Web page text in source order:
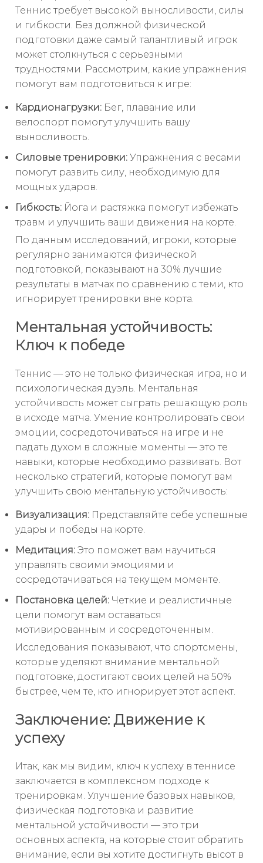
Теннис требует высокой выносливости, силы
и гибкости. Без должной физической
подготовки даже самый талантливый игрок
может столкнуться с серьезными
трудностями. Рассмотрим, какие упражнения
помогут вам подготовиться к игре:
Кардионагрузки: Бег, плавание или
велоспорт помогут улучшить вашу
выносливость.
Силовые тренировки: Упражнения с весами
помогут развить силу, необходимую для
мощных ударов.
Гибкость: Йога и растяжка помогут избежать
травм и улучшить ваши движения на корте.
По данным исследований, игроки, которые
регулярно занимаются физической
подготовкой, показывают на 30% лучшие
результаты в матчах по сравнению с теми, кто
игнорирует тренировки вне корта.
Ментальная устойчивость:
Ключ к победе
Теннис — это не только физическая игра, но и
психологическая дуэль. Ментальная
устойчивость может сыграть решающую роль
в исходе матча. Умение контролировать свои
эмоции, сосредоточиваться на игре и не
падать духом в сложные моменты — это те
навыки, которые необходимо развивать. Вот
несколько стратегий, которые помогут вам
улучшить свою ментальную устойчивость:
Визуализация: Представляйте себе успешные
удары и победы на корте.
Медитация: Это поможет вам научиться
управлять своими эмоциями и
сосредотачиваться на текущем моменте.
Постановка целей: Четкие и реалистичные
цели помогут вам оставаться
мотивированным и сосредоточенным.
Исследования показывают, что спортсмены,
которые уделяют внимание ментальной
подготовке, достигают своих целей на 50%
быстрее, чем те, кто игнорирует этот аспект.
Заключение: Движение к
успеху
Итак, как мы видим, ключ к успеху в теннисе
заключается в комплексном подходе к
тренировкам. Улучшение базовых навыков,
физическая подготовка и развитие
ментальной устойчивости — это три
основных аспекта, на которые стоит обратить
внимание, если вы хотите достигнуть высот в